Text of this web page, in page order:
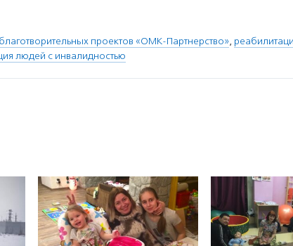
проектов «ОМК-Партнерство»,
людей с инвалидностью